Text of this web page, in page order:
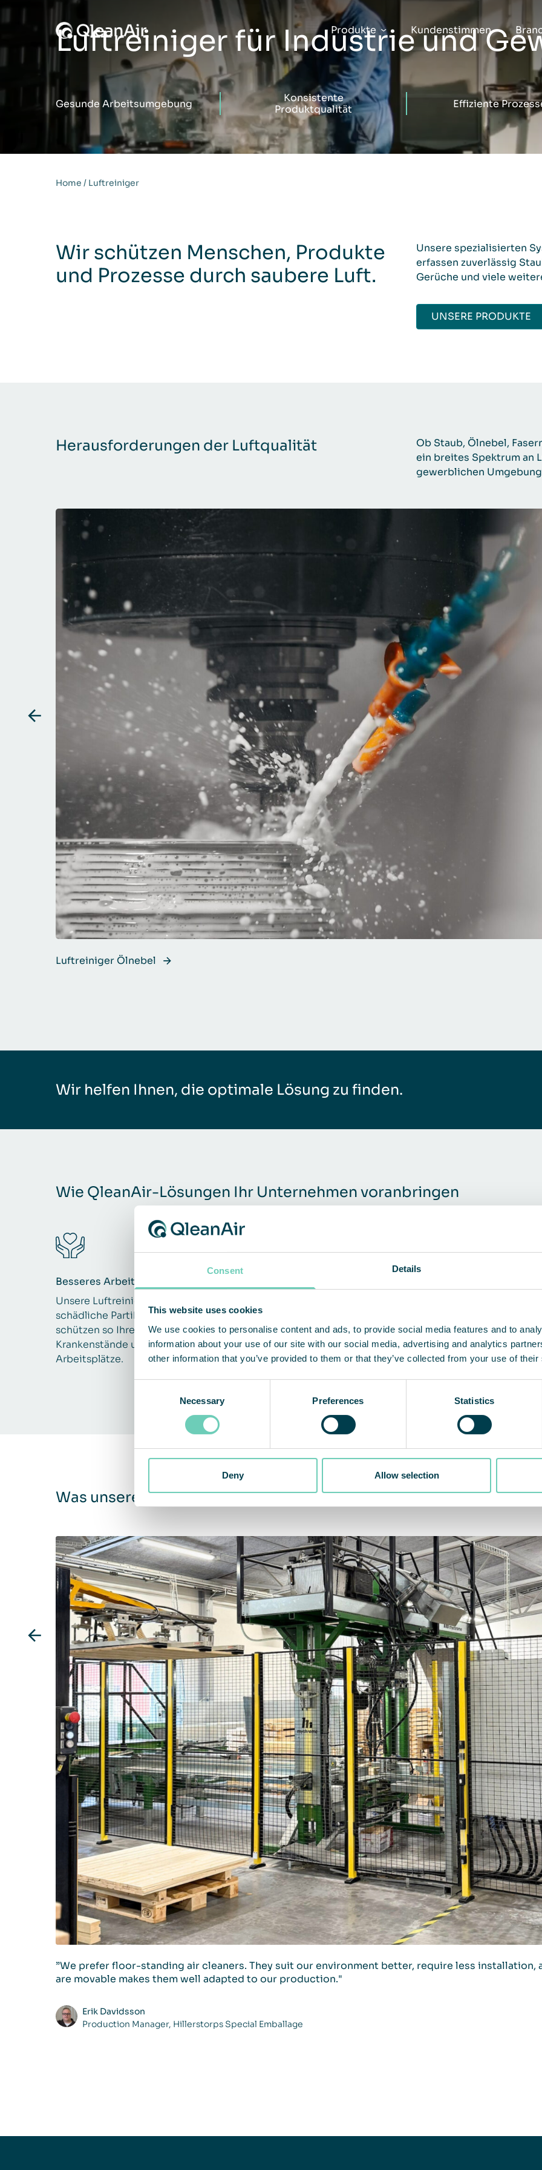
Consent Details
This website uses cookies
We use cookies to personalise content and ads, to provide social media features and to
information about your use of our site with our social media, advertising and analytics
other information that you’ve provided to them or that they’ve collected from your use of
Necessary Preferences Statistics
Deny Allow selection
Zum Inhalt springen
Produkte
Kundenstimmen
Luftreiniger für Industrie und
Gesunde Arbeitsumgebung
Konsistente
Produktqualität
Effiziente
Home / Luftreiniger
Wir schützen Menschen, Produkte
und Prozesse durch saubere Luft.
Unsere spezialisierten
erfassen zuverlässig
Gerüche und viele
UNSERE PRODUKTE
Herausforderungen der Luftqualität
Ob Staub, Ölnebel,
ein breites Spektrum an
gewerblichen
Luftreiniger Ölnebel
Wir helfen Ihnen, die optimale Lösung zu finden.
Wie QleanAir-Lösungen Ihr Unternehmen voranbringen
Besseres Arbeitsumfeld
Unsere Luftreiniger erfassen zuverlässig
schädliche Partikel, Ölnebel und Dämpfe und
schützen so Ihre Mitarbeiter, verringern
Krankenstände und sorgen für gesündere
Arbeitsplätze.
unsere Lösungen Ausschuss- und
Produktreklamationsquoten, minimieren
Kontaminationsrisiken und sichern eine
Was unsere Kunden sagen
”We prefer floor-standing air cleaners. They suit our environment better, require less installation,
are movable makes them well adapted to our production."
Erik Davidsson
Production Manager, Hillerstorps Special Emballage